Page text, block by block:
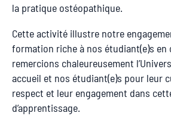
la pratique ostéopathique.
Cette activité illustre notre
formation riche à nos étudiant(e)s en
remercions chaleureusement
accueil et nos étudiant(e)s pour leur
respect et leur engagement dans
d’apprentissage.